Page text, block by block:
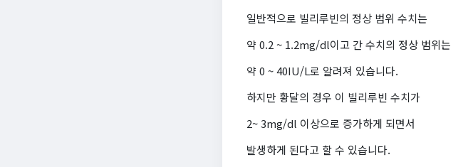
일반적으로 빌리루빈의 정상 범위 수치는
약 0.2 ~ 1.2mg/dl이고 간 수치의 정상 범위는
약 0 ~ 40IU/L로 알려져 있습니다.
하지만 황달의 경우 이 빌리루빈 수치가
2~ 3mg/dl 이상으로 증가하게 되면서
발생하게 된다고 할 수 있습니다.